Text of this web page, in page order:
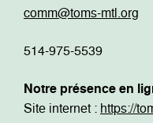
comm@toms-mtl.org
514-975-5539
Notre présence en
Site internet : https://